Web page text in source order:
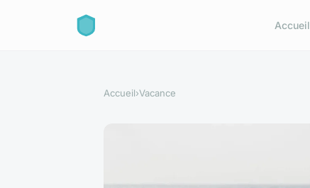
Accueil
Accueil›Vacance